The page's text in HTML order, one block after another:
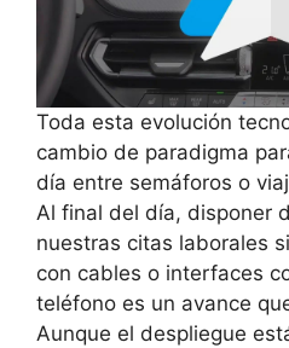
Toda esta evolución
cambio de paradigma
día entre semáforos o
Al final del día, disponer
nuestras citas laborales
con cables o interfaces
teléfono es un avance
Aunque el despliegue